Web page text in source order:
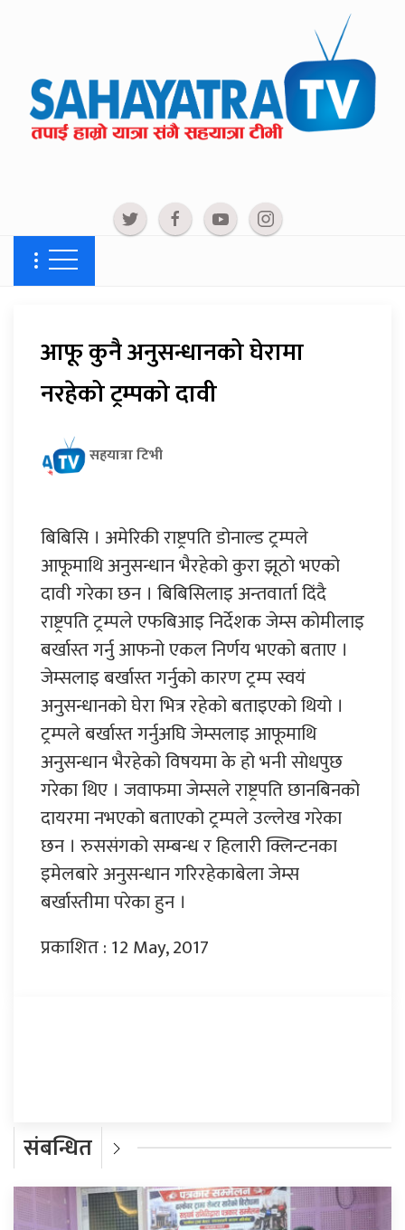
आफू कुनै अनुसन्धानको घेरामा
नरहेको ट्रम्पको दावी
सहयात्रा टिभी
बिबिसि । अमेरिकी राष्ट्रपति डोनाल्ड ट्रम्पले
आफूमाथि अनुसन्धान भैरहेको कुरा झूठो भएको
दावी गरेका छन । बिबिसिलाइ अन्तवार्ता दिंदै
राष्ट्रपति ट्रम्पले एफबिआइ निर्देशक जेम्स कोमीलाइ
बर्खास्त गर्नु आफनो एकल निर्णय भएको बताए ।
जेम्सलाइ बर्खास्त गर्नुको कारण ट्रम्प स्वयं
अनुसन्धानको घेरा भित्र रहेको बताइएको थियो ।
ट्रम्पले बर्खास्त गर्नुअघि जेम्सलाइ आफूमाथि
अनुसन्धान भैरहेको विषयमा के हो भनी सोधपुछ
गरेका थिए । जवाफमा जेम्सले राष्ट्रपति छानबिनको
दायरमा नभएको बताएको ट्रम्पले उल्लेख गरेका
छन । रुससंगको सम्बन्ध र हिलारी क्लिन्टनका
इमेलबारे अनुसन्धान गरिरहेकाबेला जेम्स
बर्खास्तीमा परेका हुन ।
प्रकाशित : 12 May, 2017
संबन्धित